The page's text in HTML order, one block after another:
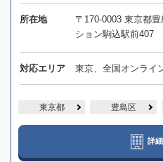
所在地
〒170-0003 東京都
ション駒込駅前407
対応エリア 東京、全国オンライ
東京都 豊島区
詳